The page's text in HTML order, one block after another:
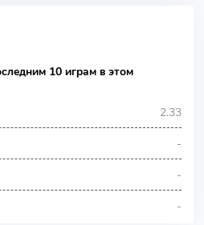
10 играм в этом
2.33
-
-
-